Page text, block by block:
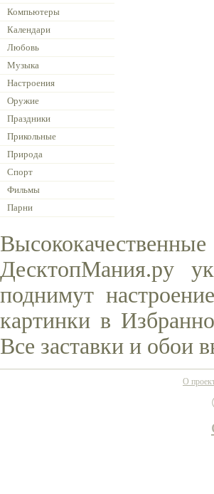
Компьютеры
Календари
Любовь
Музыка
Настроения
Оружие
Праздники
Прикольные
Природа
Спорт
Фильмы
Парни
ДесктопМания.ру
поднимут
картинки в
Все заставки и обои
О